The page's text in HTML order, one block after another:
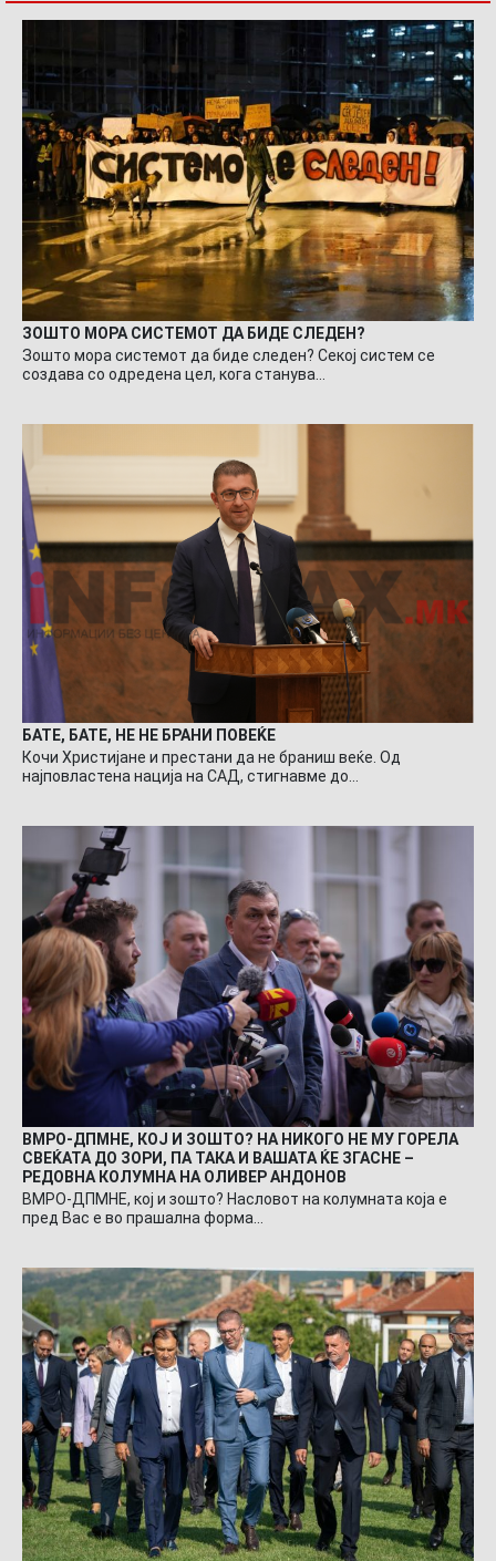
ЗОШТО МОРА СИСТЕМОТ ДА БИДЕ СЛЕДЕН?
Зошто мора системот да биде следен? Секој систем се
создава со одредена цел, кога станува…
БАТЕ, БАТЕ, НЕ НЕ БРАНИ ПОВЕЌЕ
Кочи Христијане и престани да не браниш веќе. Од
најповластена нација на САД, стигнавме до…
ВМРО-ДПМНЕ, КОЈ И ЗОШТО? НА НИКОГО НЕ МУ ГОРЕЛА
СВЕЌАТА ДО ЗОРИ, ПА ТАКА И ВАШАТА ЌЕ ЗГАСНЕ –
РЕДОВНА КОЛУМНА НА ОЛИВЕР АНДОНОВ
ВМРО-ДПМНЕ, кој и зошто? Насловот на колумната која е
пред Вас е во прашална форма…